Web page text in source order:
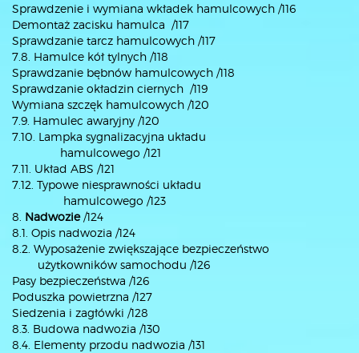
Sprawdzenie i wymiana wkładek hamulcowych /116
Demontaż zacisku hamulca /117
Sprawdzanie tarcz hamulcowych /117
7.8. Hamulce kół tylnych /118
Sprawdzanie bębnów hamulcowych /118
Sprawdzanie okładzin ciernych /119
Wymiana szczęk hamulcowych /120
7.9. Hamulec awaryjny /120
7.10. Lampka sygnalizacyjna układu
hamulcowego /121
7.11. Układ ABS /121
7.12. Typowe niesprawności układu
hamulcowego /123
8. Nadwozie/124
8.1. Opis nadwozia /124
8.2. Wyposażenie zwiększające bezpieczeństwo
użytkowników samochodu /126
Pasy bezpieczeństwa /126
Poduszka powietrzna /127
Siedzenia i zagłówki /128
8.3. Budowa nadwozia /130
8.4. Elementy przodu nadwozia /131